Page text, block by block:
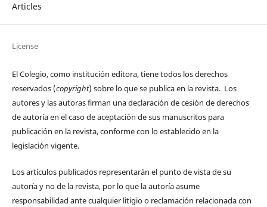
Articles
License
El Colegio, como institución editora, tiene todos los derechos
reservados (copyright) sobre lo que se publica en la revista. Los
autores y las autoras firman una declaración de cesión de derechos
de autoría en el caso de aceptación de sus manuscritos para
publicación en la revista, conforme con lo establecido en la
legislación vigente.
Los artículos publicados representarán el punto de vista de su
autoría y no de la revista, por lo que la autoría asume
responsabilidad ante cualquier litigio o reclamación relacionada con